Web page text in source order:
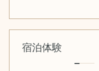
宿泊体験